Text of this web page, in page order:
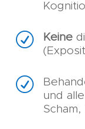
R Keine
R
und